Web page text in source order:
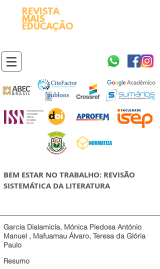
REVISTA
MAIS
EDUCAÇÃO
BEM ESTAR NO TRABALHO: REVISÃO
SISTEMÁTICA DA LITERATURA
Garcia Dialamicía, Mónica Piedosa António
Manuel , Mafuamau Álvaro, Teresa da Glória
Paulo
Resumo